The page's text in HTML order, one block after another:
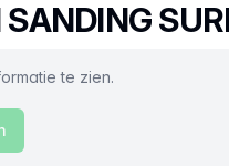
te zien.